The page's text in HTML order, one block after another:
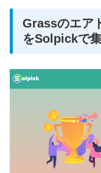
Grassのエア
をSolpickで